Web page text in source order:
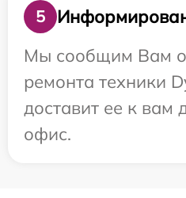
5
Мы сообщим Вам
ремонта техники
доставит ее к вам
офис.